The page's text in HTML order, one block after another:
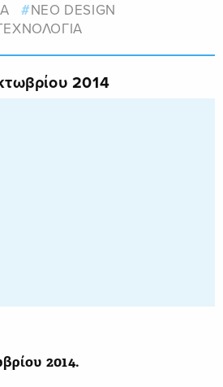
ΝΕΟ DESIGN
2014
2014.